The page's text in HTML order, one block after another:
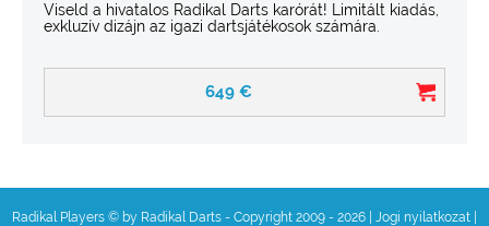
Viseld a hivatalos Radikal Darts karórát! Limitált kiadás,
exkluzív dizájn az igazi dartsjátékosok számára.
649 €
Radikal Players © by Radikal Darts - Copyright 2009 - 2026 Jogi nyilatkozat